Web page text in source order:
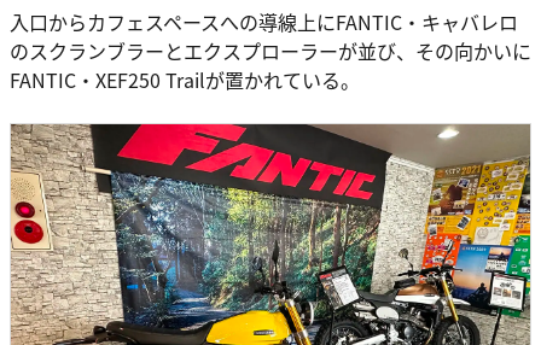
入口からカフェスペースへの導線上にFANTIC・キャバレロ
のスクランブラーとエクスプローラーが並び、その向かいに
FANTIC・XEF250 Trailが置かれている。